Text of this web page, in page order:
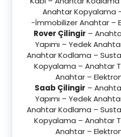
Anahtar Kopyalama
-İmmobilizer Anahtar –
Rover Çilingir –
Yapımı – Yedek
Anahtar Kodlama –
Kopyalama – Anahtar
Anahtar –
Saab Çilingir –
Yapımı – Yedek
Anahtar Kodlama –
Kopyalama – Anahtar
Anahtar –